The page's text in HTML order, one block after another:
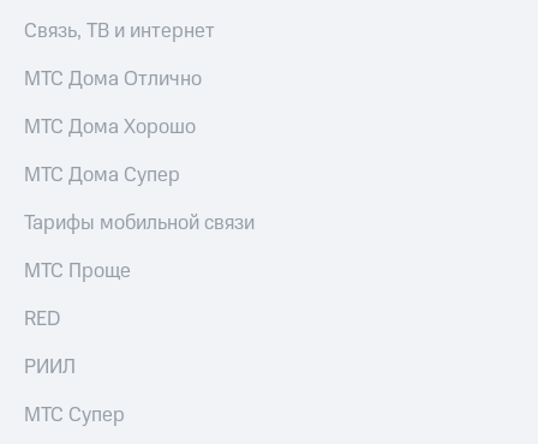
Инвестиции
Получайте
доход
онлайн
Страхование
Покупка
полисов
онлайн
на связь
Накопления
Условия
пополнения
Скидка
30%
на связь
Тарифы
RED,
РИИЛ
дешевле
товаров
Связь, ТВ и интернет
МТС Дома Отлично
МТС Дома Хорошо
МТС Дома Супер
Тарифы мобильной связи
МТС Проще
RED
РИИЛ
МТС Супер